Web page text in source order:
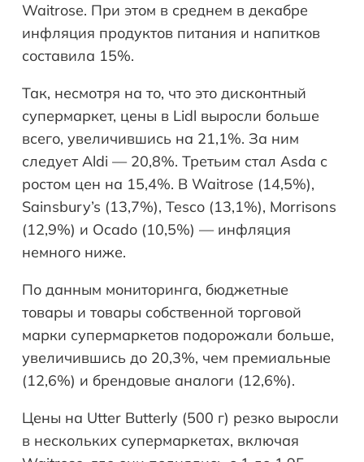
Waitrose. При этом в среднем в декабре
инфляция продуктов питания и напитков
составила 15%.
Так, несмотря на то, что это дисконтный
супермаркет, цены в Lidl выросли больше
всего, увеличившись на 21,1%. За ним
следует Aldi — 20,8%. Третьим стал Asda с
ростом цен на 15,4%. В Waitrose (14,5%),
Sainsbury’s (13,7%), Tesco (13,1%), Morrisons
(12,9%) и Ocado (10,5%) — инфляция
немного ниже.
По данным мониторинга, бюджетные
товары и товары собственной торговой
марки супермаркетов подорожали больше,
увеличившись до 20,3%, чем премиальные
(12,6%) и брендовые аналоги (12,6%).
Цены на Utter Butterly (500 г) резко выросли
в нескольких супермаркетах, включая